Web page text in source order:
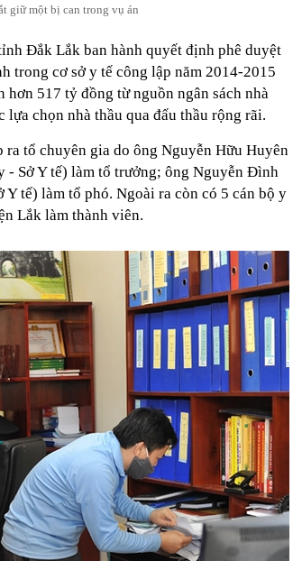
giữ một bị can trong vụ án
Đắk Lắk ban hành quyết định phê duyệt
trong cơ sở y tế công lập năm 2014-2015
517 tỷ đồng từ nguồn ngân sách nhà
chọn nhà thầu qua đấu thầu rộng rãi.
tổ chuyên gia do ông Nguyễn Hữu Huyên
- Sở Y tế) làm tổ trưởng; ông Nguyễn Đình
tế) làm tổ phó. Ngoài ra còn có 5 cán bộ y
Lắk làm thành viên.